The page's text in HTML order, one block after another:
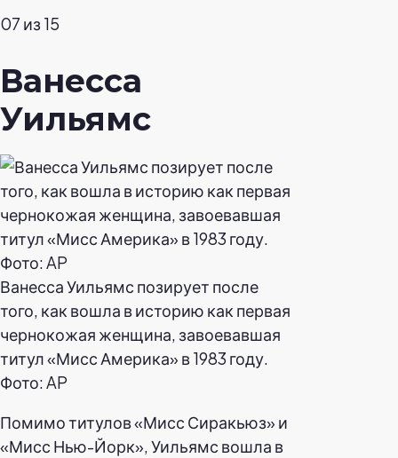
07 из 15
Ванесса
Уильямс
Ванесса Уильямс позирует после
того, как вошла в историю как первая
чернокожая женщина, завоевавшая
титул «Мисс Америка» в 1983 году.
Фото: AP
Помимо титулов «Мисс Сиракьюз» и
«Мисс Нью-Йорк», Уильямс вошла в